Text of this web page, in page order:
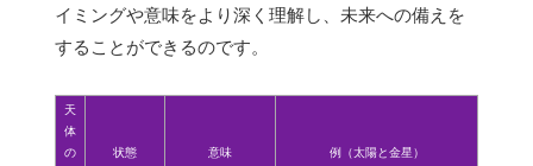
イミングや意味をより深く理解し、未来への備えを
することができるのです。
天
体
の
状態 意味 例（太陽と金星）